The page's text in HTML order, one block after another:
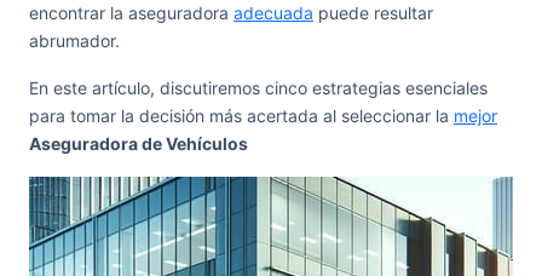
encontrar la aseguradora adecuada puede resultar
abrumador.
En este artículo, discutiremos cinco estrategias esenciales
para tomar la decisión más acertada al seleccionar la mejor
Aseguradora de Vehículos